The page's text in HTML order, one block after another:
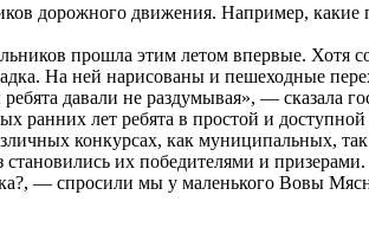
дорожного движения. Например,
прошла этим летом впервые.
На ней нарисованы и пешеходные
давали не раздумывая», — сказала
ранних лет ребята в простой и
конкурсах, как муниципальных,
их победителями и призерами.
— спросили мы у маленького Вовы